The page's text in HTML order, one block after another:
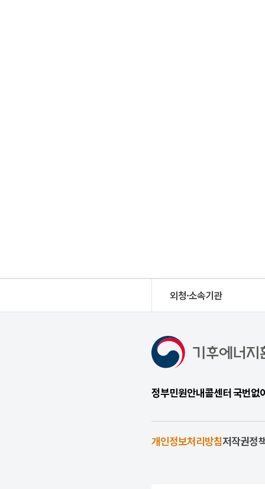
외청·소속기관
정부민원안내콜센터 국번
개인정보처리방침저작권정